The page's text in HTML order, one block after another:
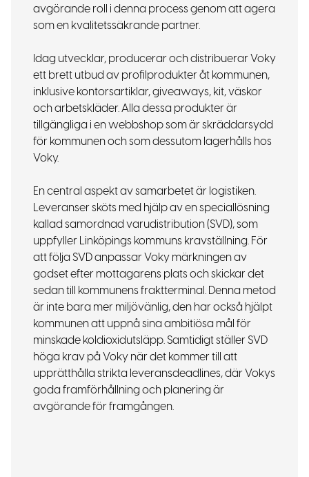
avgörande roll i denna process genom att agera
som en kvalitetssäkrande partner.
Idag utvecklar, producerar och distribuerar Voky
ett brett utbud av profilprodukter åt kommunen,
inklusive kontorsartiklar, giveaways, kit, väskor
och arbetskläder. Alla dessa produkter är
tillgängliga i en webbshop som är skräddarsydd
för kommunen och som dessutom lagerhålls hos
Voky.
En central aspekt av samarbetet är logistiken.
Leveranser sköts med hjälp av en speciallösning
kallad samordnad varudistribution (SVD), som
uppfyller Linköpings kommuns kravställning. För
att följa SVD anpassar Voky märkningen av
godset efter mottagarens plats och skickar det
sedan till kommunens fraktterminal. Denna metod
är inte bara mer miljövänlig, den har också hjälpt
kommunen att uppnå sina ambitiösa mål för
minskade koldioxidutsläpp. Samtidigt ställer SVD
höga krav på Voky när det kommer till att
upprätthålla strikta leveransdeadlines, där Vokys
goda framförhållning och planering är
avgörande för framgången.